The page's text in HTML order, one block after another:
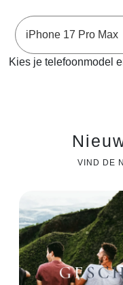
Kies je telefoonmodel
VIND DE